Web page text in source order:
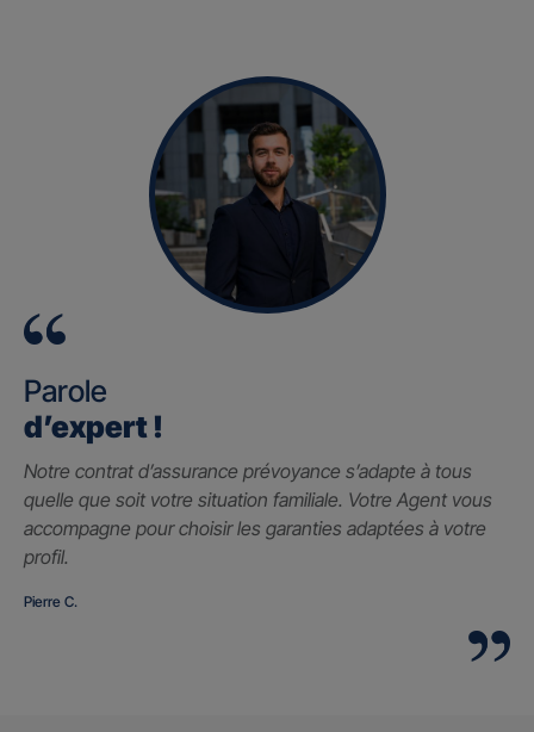
Parole
d’expert !
Notre contrat d’assurance prévoyance s’adapte à tous
quelle que soit votre situation familiale. Votre Agent vous
accompagne pour choisir les garanties adaptées à votre
profil.
Pierre C.